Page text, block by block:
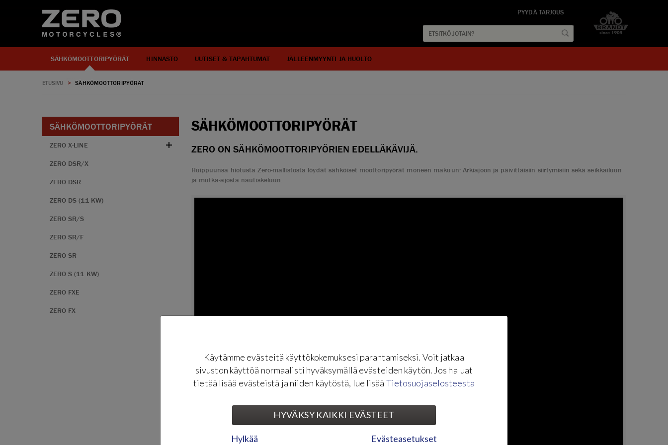
PYYDÄ TARJOUS
SÄHKÖMOOTTORIPYÖRÄT HINNASTO UUTISET & TAPAHTUMAT JÄLLEENMYYNTI JA HUOLTO
ETUSIVU > SÄHKÖMOOTTORIPYÖRÄT
SÄHKÖMOOTTORIPYÖRÄT
ZERO ON SÄHKÖMOOTTORIPYÖRIEN EDELLÄKÄVIJÄ.
Huippuunsa hiotusta Zero-mallistosta löydät sähköiset moottoripyörät moneen makuun: Arkiajoon ja päivittäisiin siirtymisiin sekä seikkailuun
ja mutka-ajosta nautiskeluun.
SÄHKÖMOOTTORIPYÖRÄT
ZERO X-LINE
ZERO DSR/X
ZERO DSR
ZERO DS (11 KW)
ZERO SR/S
ZERO SR/F
ZERO SR
ZERO S (11 KW)
ZERO FXE
ZERO FX
Käytämme evästeitä käyttökokemuksesi parantamiseksi. Voit jatkaa
sivuston käyttöä normaalisti hyväksymällä evästeiden käytön. Jos haluat
tietää lisää evästeistä ja niiden käytöstä, lue lisää Tietosuojaselosteesta
HYVÄKSY KAIKKI EVÄSTEET
Hylkää Evästeasetukset